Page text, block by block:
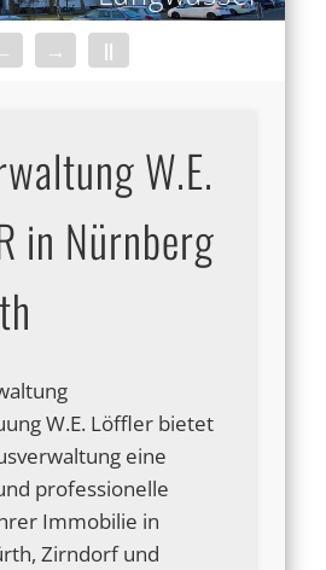
→ ||
W.E.
in Nürnberg
W.E. Löffler bietet
eine
professionelle
Immobilie in
Zirndorf und